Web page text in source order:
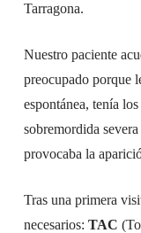
Tarragona.
Nuestro paciente
preocupado porque
espontánea, tenía
sobremordida
provocaba la
Tras una primera
necesarios: TAC